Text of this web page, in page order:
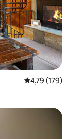
Средна
4,79 (179)